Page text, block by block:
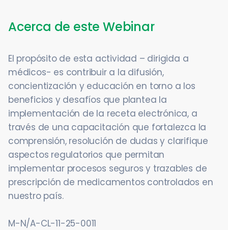
Acerca de este Webinar
El propósito de esta actividad – dirigida a
médicos- es contribuir a la difusión,
concientización y educación en torno a los
beneficios y desafíos que plantea la
implementación de la receta electrónica, a
través de una capacitación que fortalezca la
comprensión, resolución de dudas y clarifique
aspectos regulatorios que permitan
implementar procesos seguros y trazables de
prescripción de medicamentos controlados en
nuestro país.
M-N/A-CL-11-25-0011